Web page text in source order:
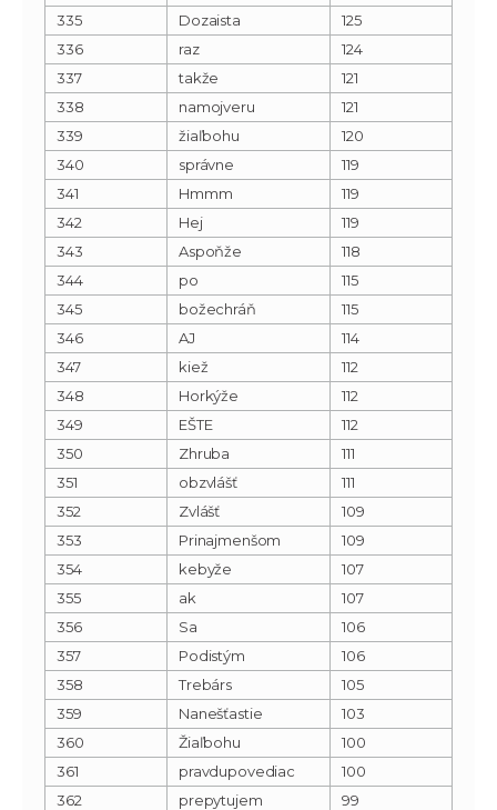
335
Dozaista
125
336
raz
124
337
takže
121
338
namojveru
121
339
žiaľbohu
120
340
správne
119
341
Hmmm
119
342
Hej
119
343
Aspoňže
118
344
po
115
345
božechráň
115
346
AJ
114
347
kiež
112
348
Horkýže
112
349
EŠTE
112
350
Zhruba
111
351
obzvlášť
111
352
Zvlášť
109
353
Prinajmenšom
109
354
kebyže
107
355
ak
107
356
Sa
106
357
Podistým
106
358
Trebárs
105
359
Nanešťastie
103
360
Žiaľbohu
100
361
pravdupovediac
100
362
prepytujem
99